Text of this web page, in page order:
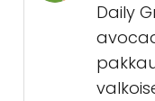
Daily